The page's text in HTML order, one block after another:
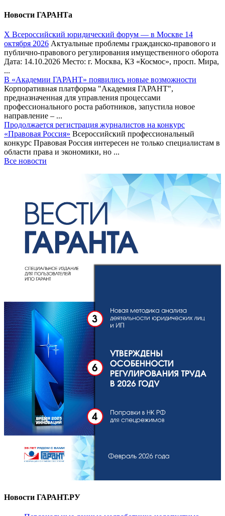
Новости ГАРАНТа
Х Всероссийский юридический форум — в Москве 14
октября 2026 Актуальные проблемы гражданско-правового и
публично-правового регулирования имущественного оборота
Дата: 14.10.2026 Место: г. Москва, КЗ «Космос», просп. Мира,
...
В «Академии ГАРАНТ» появились новые возможности
Корпоративная платформа "Академия ГАРАНТ",
предназначенная для управления процессами
профессионального роста работников, запустила новое
направление – ...
Продолжается регистрация журналистов на конкурс
«Правовая Россия» Всероссийский профессиональный
конкурс Правовая Россия интересен не только специалистам в
области права и экономики, но ...
Все новости
Новости ГАРАНТ.РУ